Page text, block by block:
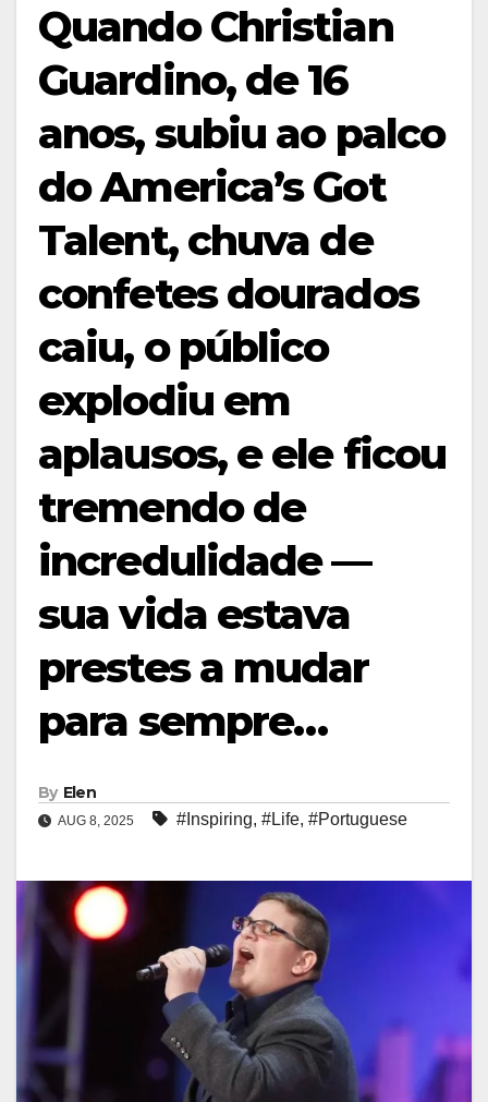
Quando Christian
Guardino, de 16
anos, subiu ao palco
do America’s Got
Talent, chuva de
confetes dourados
caiu, o público
explodiu em
aplausos, e ele ficou
tremendo de
incredulidade —
sua vida estava
prestes a mudar
para sempre…
By Elen
AUG 8, 2025 #Inspiring, #Life, #Portuguese